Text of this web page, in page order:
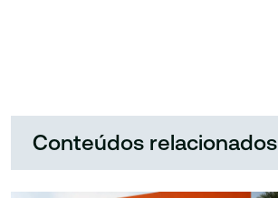
Conteúdos relacionados